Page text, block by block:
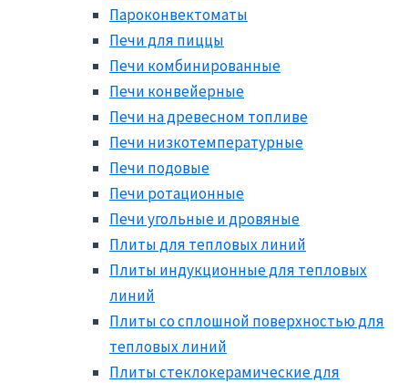
Пароконвектоматы
Печи для пиццы
Печи комбинированные
Печи конвейерные
Печи на древесном топливе
Печи низкотемпературные
Печи подовые
Печи ротационные
Печи угольные и дровяные
Плиты для тепловых линий
Плиты индукционные для тепловых
линий
Плиты со сплошной поверхностью для
тепловых линий
Плиты стеклокерамические для